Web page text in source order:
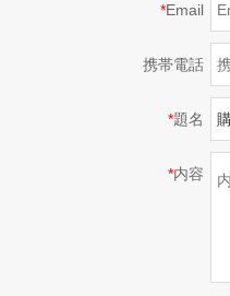
*Email
携帯電話
*題名
*内容